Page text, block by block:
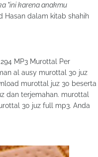
"ini karena anakmu
Hasan dalam kitab shahih
MP3 Murottal Per
al ausy murottal 30 juz
murottal juz 30 beserta
dan terjemahan. murottal
30 juz full mp3. Anda